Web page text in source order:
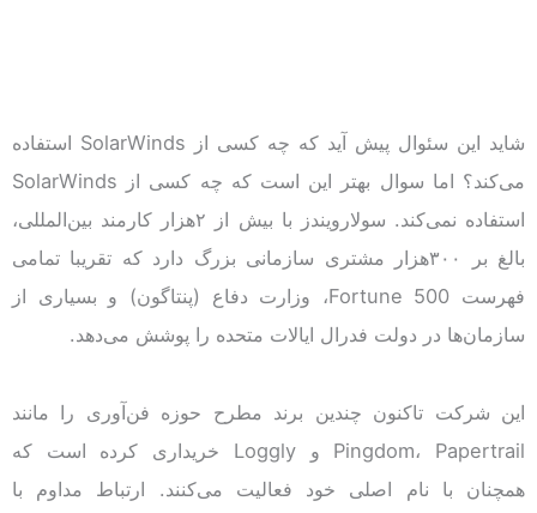
شاید این سئوال پیش آید که چه کسی از SolarWinds استفاده
می‌کند؟ اما سوال بهتر این است که چه کسی از SolarWinds
استفاده نمی‌کند. سولارویندز با بیش از ۲هزار کارمند بین‌المللی،
بالغ بر ۳۰۰هزار مشتری سازمانی بزرگ دارد که تقریبا تمامی
فهرست Fortune 500، وزارت دفاع (پنتاگون) و بسیاری از
سازمان‌ها در دولت فدرال ایالات متحده را پوشش می‌دهد.
این شرکت تاکنون چندین برند مطرح حوزه فن‌آوری را مانند
Pingdom، Papertrail و Loggly خریداری کرده است که
همچنان با نام اصلی خود فعالیت می‌کنند. ارتباط مداوم با